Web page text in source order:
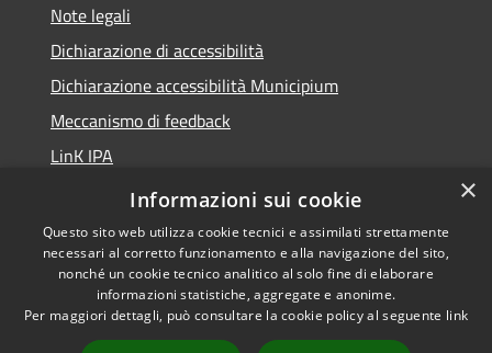
Note legali
Dichiarazione di accessibilità
Dichiarazione accessibilità Municipium
Meccanismo di feedback
LinK IPA
Social media policy
Accessibilità
Copyright © 2026 • Comune di
Calalzo di Cadore • Powered by
×
Informazioni sui cookie
Questo sito web utilizza cookie tecnici e assimilati strettamente
necessari al corretto funzionamento e alla navigazione del sito,
nonché un cookie tecnico analitico al solo fine di elaborare
informazioni statistiche, aggregate e anonime.
Per maggiori dettagli, può consultare la cookie policy al seguente link